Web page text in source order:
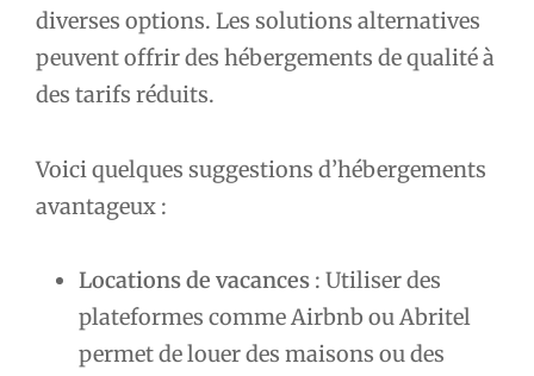
diverses options. Les solutions alternatives
peuvent offrir des hébergements de qualité à
des tarifs réduits.
Voici quelques suggestions d’hébergements
avantageux :
Locations de vacances : Utiliser des
plateformes comme Airbnb ou Abritel
permet de louer des maisons ou des